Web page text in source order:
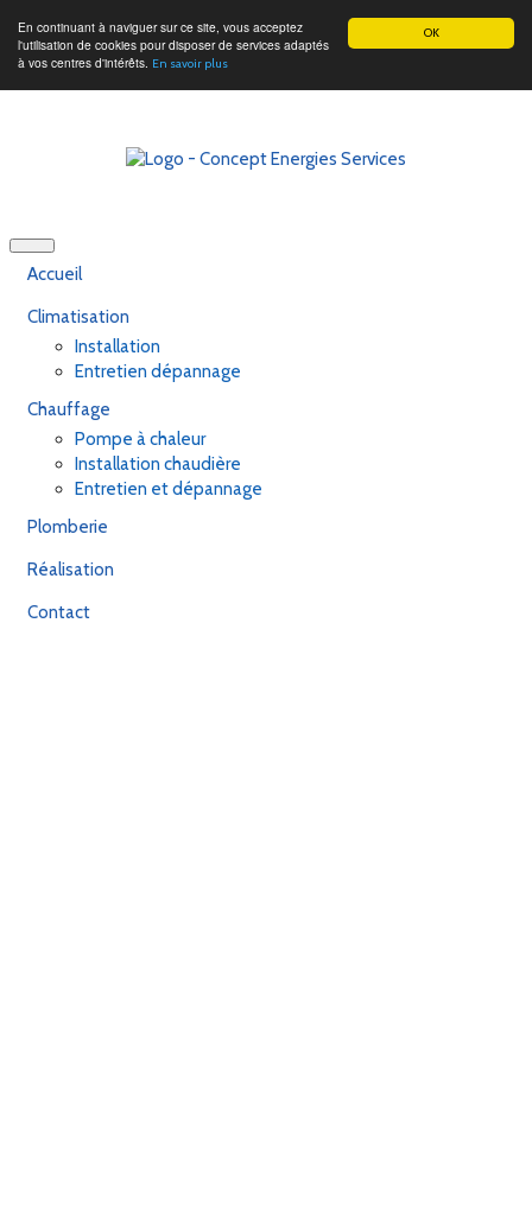
OK
En continuant à naviguer sur ce site, vous acceptez
l'utilisation de cookies pour disposer de services adaptés
à vos centres d'intérêts. En savoir plus
Toggle
navigation
Accueil
Climatisation
Installation
Entretien dépannage
Chauffage
Pompe à chaleur
Installation chaudière
Entretien et dépannage
Plomberie
Réalisation
Contact